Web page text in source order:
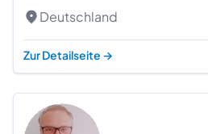
Deutschland
Zur Detailseite →